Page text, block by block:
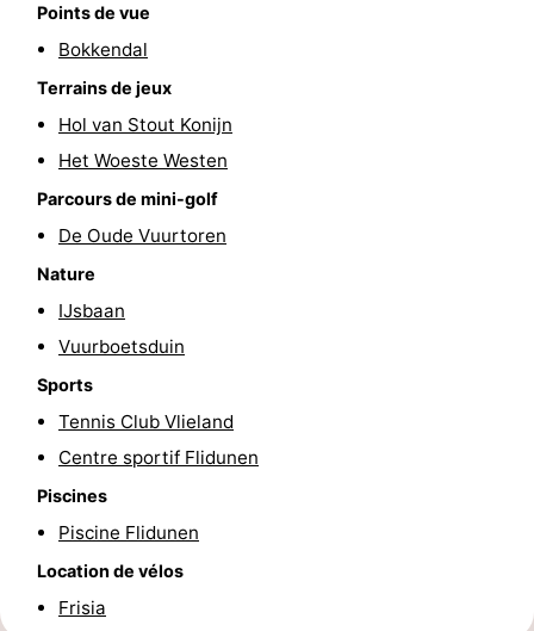
Promenade
sur
les
Wadden
Observation
des
phoques
Boire
manger
Événements
Pratiques
Forum
des
Wadden
Adresses
Médicales
Région
Friesland
Points de vue
Bokkendal
Terrains de jeux
Hol van Stout Konijn
Het Woeste Westen
Parcours de mini-golf
De Oude Vuurtoren
Nature
IJsbaan
Vuurboetsduin
Sports
Tennis Club Vlieland
Centre sportif Flidunen
Piscines
Piscine Flidunen
Location de vélos
Frisia